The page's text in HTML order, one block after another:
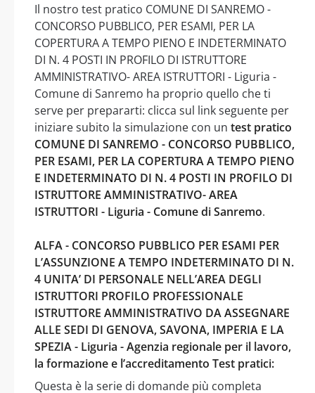
Il nostro test pratico COMUNE DI SANREMO -
CONCORSO PUBBLICO, PER ESAMI, PER LA
COPERTURA A TEMPO PIENO E INDETERMINATO
DI N. 4 POSTI IN PROFILO DI ISTRUTTORE
AMMINISTRATIVO- AREA ISTRUTTORI - Liguria -
Comune di Sanremo ha proprio quello che ti
serve per prepararti: clicca sul link seguente per
iniziare subito la simulazione con un test pratico
COMUNE DI SANREMO - CONCORSO PUBBLICO,
PER ESAMI, PER LA COPERTURA A TEMPO PIENO
E INDETERMINATO DI N. 4 POSTI IN PROFILO DI
ISTRUTTORE AMMINISTRATIVO- AREA
ISTRUTTORI - Liguria - Comune di Sanremo.
ALFA - CONCORSO PUBBLICO PER ESAMI PER
L’ASSUNZIONE A TEMPO INDETERMINATO DI N.
4 UNITA’ DI PERSONALE NELL’AREA DEGLI
ISTRUTTORI PROFILO PROFESSIONALE
ISTRUTTORE AMMINISTRATIVO DA ASSEGNARE
ALLE SEDI DI GENOVA, SAVONA, IMPERIA E LA
SPEZIA - Liguria - Agenzia regionale per il lavoro,
la formazione e l’accreditamento Test pratici:
Questa è la serie di domande più completa